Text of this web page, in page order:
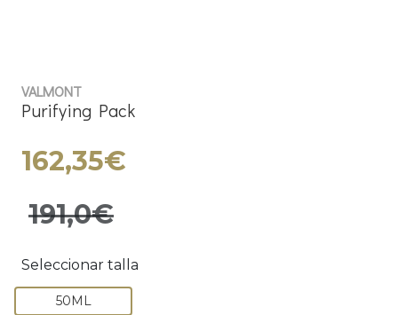
VALMONT
Purifying Pack
162,35€
191,0€
Seleccionar talla
50ML